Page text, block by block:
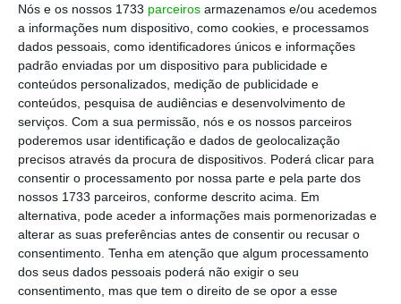
Nós e os nossos 1733 parceiros armazenamos e/ou acedemos
a informações num dispositivo, como cookies, e processamos
dados pessoais, como identificadores únicos e informações
padrão enviadas por um dispositivo para publicidade e
conteúdos personalizados, medição de publicidade e
conteúdos, pesquisa de audiências e desenvolvimento de
serviços. Com a sua permissão, nós e os nossos parceiros
poderemos usar identificação e dados de geolocalização
precisos através da procura de dispositivos. Poderá clicar para
consentir o processamento por nossa parte e pela parte dos
nossos 1733 parceiros, conforme descrito acima. Em
alternativa, pode aceder a informações mais pormenorizadas e
alterar as suas preferências antes de consentir ou recusar o
consentimento. Tenha em atenção que algum processamento
dos seus dados pessoais poderá não exigir o seu
consentimento, mas que tem o direito de se opor a esse
Industriais do calçado esperam “normalização” das
exportações para os EUA
Ler Mais
Em declarações aos jornalistas durante uma
feira do calçado em Milão, o governante
frisou que “a certa altura, mesmo com as
tarifas de 15% estávamos mais competitivos
do que alguns blocos asiáticos”.“Vamos
aguardar com alguma tranquilidadepara ter
uma visão clara sobre isto”, completou,
notando que aposição de Lisboa nesta